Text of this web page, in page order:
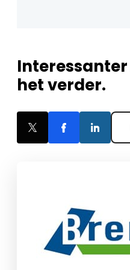
het verder.